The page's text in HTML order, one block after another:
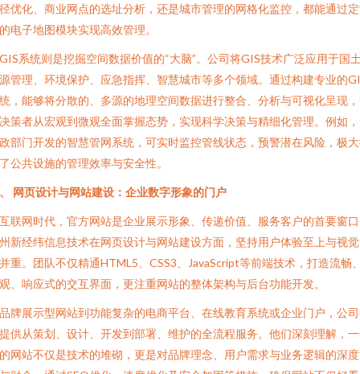
优化、商业网点的选址分析，还是城市管理的网格化监控，都能通过
电子地图模块实现高效管理。
系统则是挖掘空间数据价值的“大脑”。公司将GIS技术广泛应用于国
管理、环境保护、应急指挥、智慧城市等多个领域。通过构建专业的
，能够将分散的、多源的地理空间数据进行整合、分析与可视化呈现
策者从宏观到微观全面掌握态势，实现科学决策与精细化管理。例如
部门开发的智慧管网系统，可实时监控管线状态，预警潜在风险，极
公共设施的管理效率与安全性。
网页设计与网站建设：企业数字形象的门户
联网时代，官方网站是企业展示形象、传递价值、服务客户的首要窗
新经纬信息技术在网页设计与网站建设方面，坚持用户体验至上与视
重。团队不仅精通HTML5、CSS3、JavaScript等前端技术，打造流畅
、响应式的交互界面，更注重网站的整体架构与后台功能开发。
牌展示型网站到功能复杂的电商平台、在线教育系统或企业门户，公
供从策划、设计、开发到部署、维护的全流程服务。他们深刻理解，
网站不仅是技术的堆砌，更是对品牌理念、用户需求与业务逻辑的深